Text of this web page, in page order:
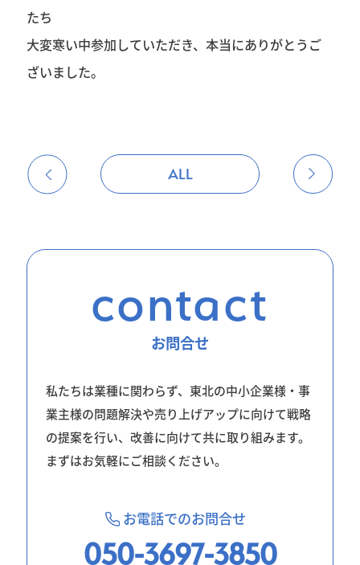
たち
大変寒い中参加していただき、本当にありがとうご
ざいました。
ALL
contact
お問合せ
私たちは業種に関わらず、東北の中小企業様・事
業主様の問題解決や売り上げアップに向けて戦略
の提案を行い、改善に向けて共に取り組みます。
まずはお気軽にご相談ください。
お電話でのお問合せ
050-3697-3850